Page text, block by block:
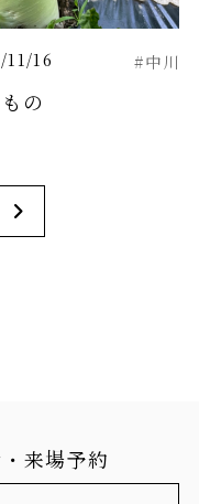
11/16 #中川
の
来場予約